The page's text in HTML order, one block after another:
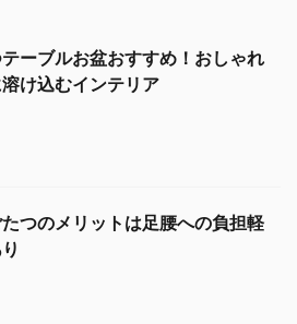
ーブルお盆おすすめ！おしゃれ
け込むインテリア
つのメリットは足腰への負担軽